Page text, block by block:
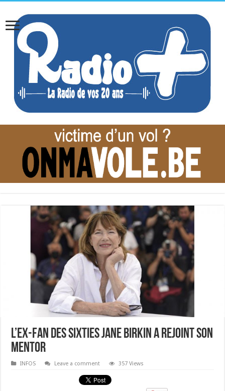
L’ex-fan des sixties Jane Birkin a rejoint son
mentor
INFOS Leave a comment 357 Views